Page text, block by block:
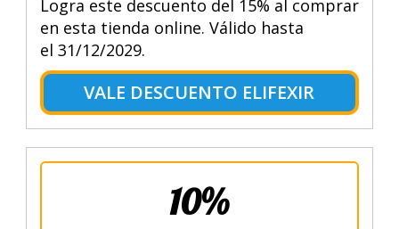
Logra este descuento del 15% al comprar
en esta tienda online. Válido hasta
el 31/12/2029.
VALE DESCUENTO ELIFEXIR
10%